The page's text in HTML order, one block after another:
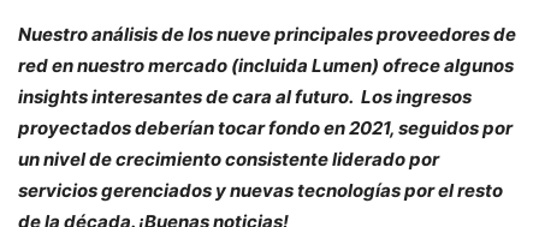
Nuestro análisis de los nueve principales proveedores de
red en nuestro mercado (incluida Lumen) ofrece algunos
insights interesantes de cara al futuro. Los ingresos
proyectados deberían tocar fondo en 2021, seguidos por
un nivel de crecimiento consistente liderado por
servicios gerenciados y nuevas tecnologías por el resto
de la década. ¡Buenas noticias!